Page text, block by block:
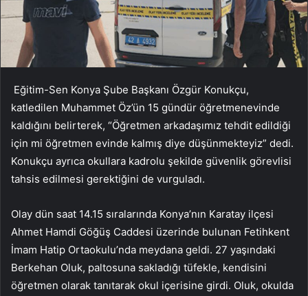
Eğitim-Sen Konya Şube Başkanı Özgür Konukçu,
katledilen Muhammet Öz’ün 15 gündür öğretmenevinde
kaldığını belirterek, “Öğretmen arkadaşımız tehdit edildiği
için mi öğretmen evinde kalmış diye düşünmekteyiz” dedi.
Konukçu ayrıca okullara kadrolu şekilde güvenlik görevlisi
tahsis edilmesi gerektiğini de vurguladı.
Olay dün saat 14.15 sıralarında Konya’nın Karatay ilçesi
Ahmet Hamdi Göğüş Caddesi üzerinde bulunan Fetihkent
İmam Hatip Ortaokulu’nda meydana geldi. 27 yaşındaki
Berkehan Oluk, paltosuna sakladığı tüfekle, kendisini
öğretmen olarak tanıtarak okul içerisine girdi. Oluk, okulda